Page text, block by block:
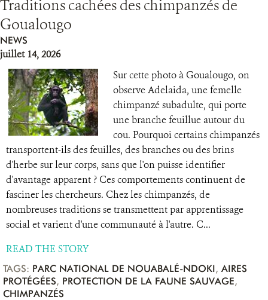
Traditions cachées des chimpanzés de
Goualougo
NEWS
juillet 14, 2026
Sur cette photo à Goualougo, on
observe Adelaida, une femelle
chimpanzé subadulte, qui porte
une branche feuillue autour du
cou. Pourquoi certains chimpanzés
transportent-ils des feuilles, des branches ou des brins
d'herbe sur leur corps, sans que l'on puisse identifier
d'avantage apparent ? Ces comportements continuent de
fasciner les chercheurs. Chez les chimpanzés, de
nombreuses traditions se transmettent par apprentissage
social et varient d'une communauté à l'autre. C...
READ THE STORY
TAGS: PARC NATIONAL DE NOUABALÉ-NDOKI, AIRES
PROTÉGÉES, PROTECTION DE LA FAUNE SAUVAGE,
CHIMPANZÉS